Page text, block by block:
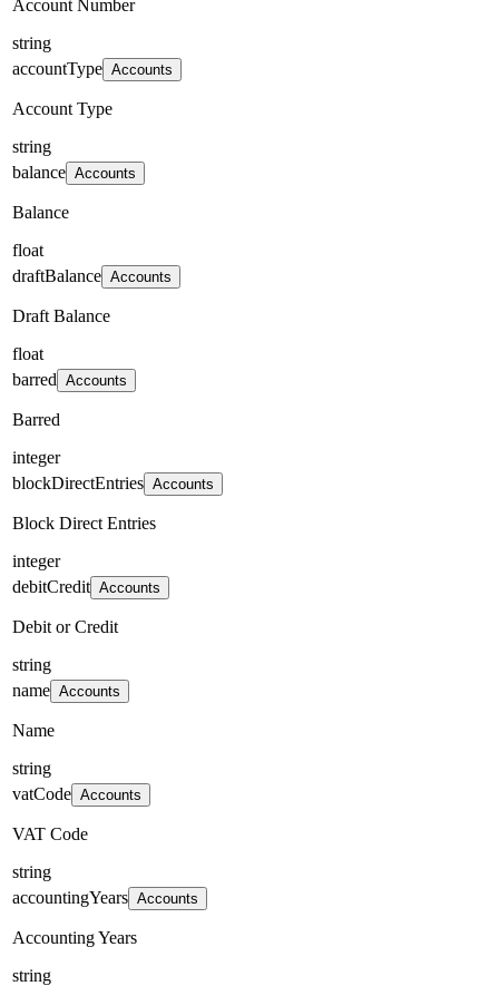
Account Number
string
accountType Accounts
Account Type
string
balance Accounts
Balance
float
draftBalance Accounts
Draft Balance
float
barred Accounts
Barred
integer
blockDirectEntries Accounts
Block Direct Entries
integer
debitCredit Accounts
Debit or Credit
string
name Accounts
Name
string
vatCode Accounts
VAT Code
string
accountingYears Accounts
Accounting Years
string